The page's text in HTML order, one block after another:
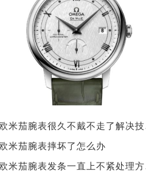
·
米茄腕表摔坏了怎么办
·